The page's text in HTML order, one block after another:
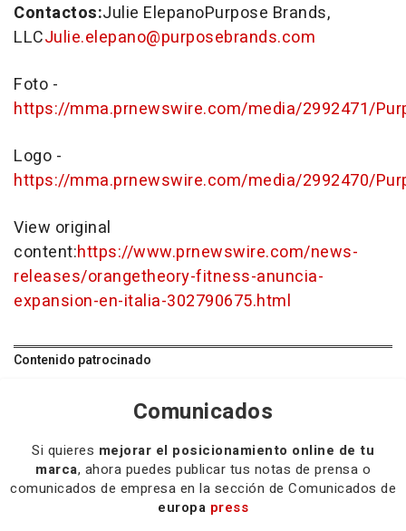
Contactos:Julie ElepanoPurpose Brands,
LLCJulie.elepano@purposebrands.com
Foto -
https://mma.prnewswire.com/media/2992471/
Logo -
https://mma.prnewswire.com/media/2992470/
View original
content:https://www.prnewswire.com/news-
releases/orangetheory-fitness-anuncia-
expansion-en-italia-302790675.html
Contenido patrocinado
Comunicados
Si quieres mejorar el posicionamiento online de tu
marca, ahora puedes publicar tus notas de prensa o
comunicados de empresa en la sección de Comunicados de
europa press